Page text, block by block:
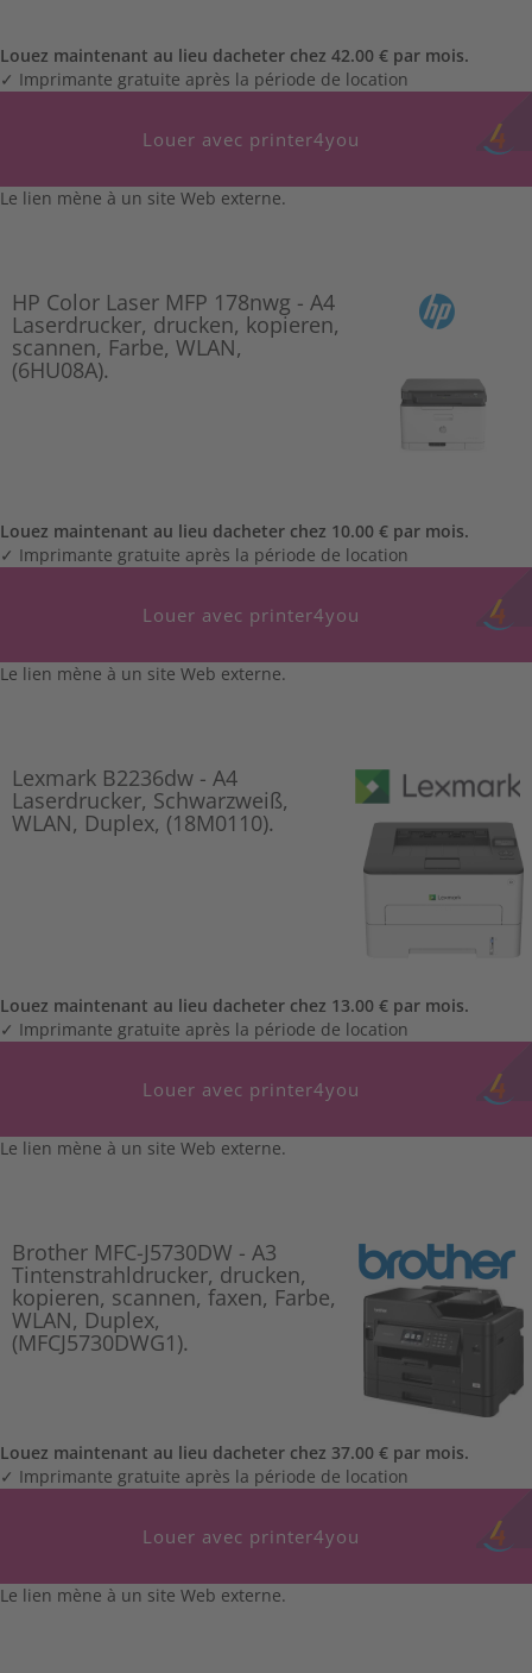
Louez maintenant au lieu dacheter chez 42.00 € par mois.
✓ Imprimante gratuite après la période de location
Louer avec printer4you
Le lien mène à un site Web externe.
HP Color Laser MFP 178nwg - A4
Laserdrucker, drucken, kopieren,
scannen, Farbe, WLAN,
(6HU08A).
Louez maintenant au lieu dacheter chez 10.00 € par mois.
✓ Imprimante gratuite après la période de location
Louer avec printer4you
Le lien mène à un site Web externe.
Lexmark B2236dw - A4
Laserdrucker, Schwarzweiß,
WLAN, Duplex, (18M0110).
Louez maintenant au lieu dacheter chez 13.00 € par mois.
✓ Imprimante gratuite après la période de location
Louer avec printer4you
Le lien mène à un site Web externe.
Brother MFC-J5730DW - A3
Tintenstrahldrucker, drucken,
kopieren, scannen, faxen, Farbe,
WLAN, Duplex,
(MFCJ5730DWG1).
Louez maintenant au lieu dacheter chez 37.00 € par mois.
✓ Imprimante gratuite après la période de location
Louer avec printer4you
Le lien mène à un site Web externe.